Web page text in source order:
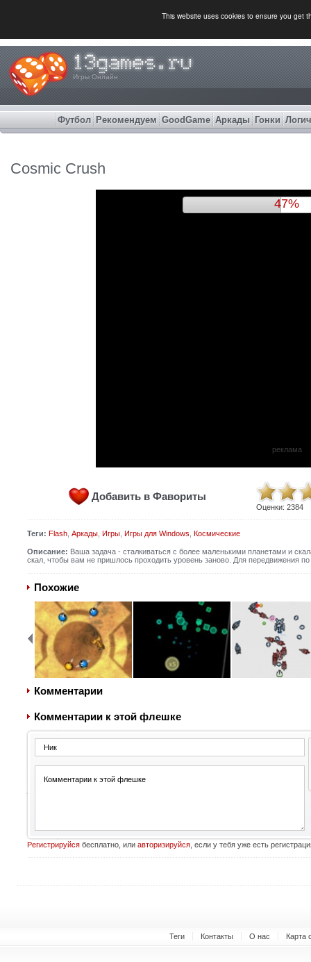
This website uses cookies to ensure you get
Игры Онлайн
Футбол Рекомендуем GoodGame Аркады Гонки
Cosmic Crush
50%
реклама
Добавить в Фавориты
Оценки: 2384
Теги: Flash, Аркады, Игры, Игры для Windows Космические
Описание: Ваша задача - сталкиваться с более маленькими планетами и
скал, чтобы вам не пришлось проходить уровень заново. Для передвижения по
Похожие
Комментарии
Комментарии к этой флешке
Регистрируйсябесплатно, или авторизируйся, если у тебя уже есть
Теги Контакты О нас Карта